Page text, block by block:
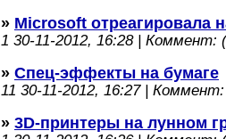
» Microsoft отреагировала
1 30-11-2012, 16:28 | Коммент:
» Спец-эффекты на бумаге
11 30-11-2012, 16:27 |
» 3D-принтеры на лунном